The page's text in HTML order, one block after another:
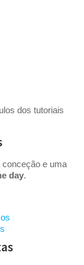
dos tutoriais
e uma
day.